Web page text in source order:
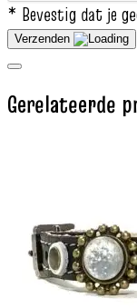
* Bevestig dat je
Verzenden
Gerelateerde